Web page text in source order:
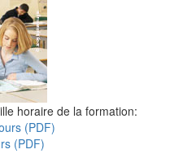
horaire de la formation:
(PDF)
(PDF)